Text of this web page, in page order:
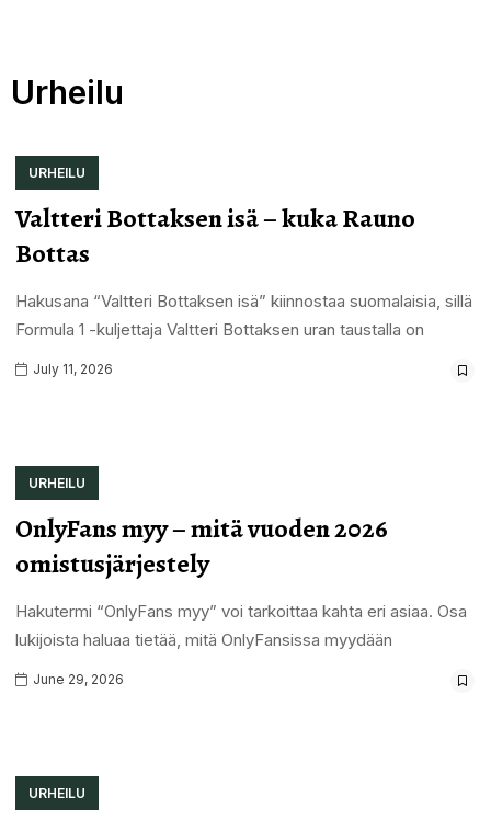
Urheilu
URHEILU
Valtteri Bottaksen isä – kuka Rauno
Bottas
Hakusana “Valtteri Bottaksen isä” kiinnostaa suomalaisia, sillä
Formula 1 -kuljettaja Valtteri Bottaksen uran taustalla on
July 11, 2026
URHEILU
OnlyFans myy – mitä vuoden 2026
omistusjärjestely
Hakutermi “OnlyFans myy” voi tarkoittaa kahta eri asiaa. Osa
lukijoista haluaa tietää, mitä OnlyFansissa myydään
June 29, 2026
URHEILU